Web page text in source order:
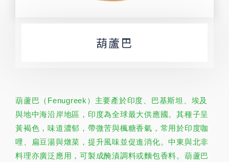
葫蘆巴
葫蘆巴（Fenugreek）主要產於印度、巴基斯坦、埃及
與地中海沿岸地區，印度為全球最大供應國。其種子呈
黃褐色，味道濃郁，帶微苦與楓糖香氣，常用於印度咖
哩、扁豆湯與燉菜，提升風味並促進消化。中東與北非
料理亦廣泛應用，可製成醃漬調料或麵包香料。葫蘆巴